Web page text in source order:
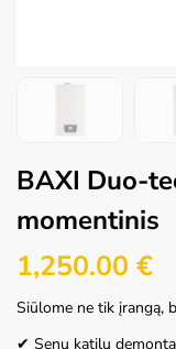
BAXI Duo-
momentinis
1,250.00 €
Siūlome ne tik įrangą,
✔ Senų katilų